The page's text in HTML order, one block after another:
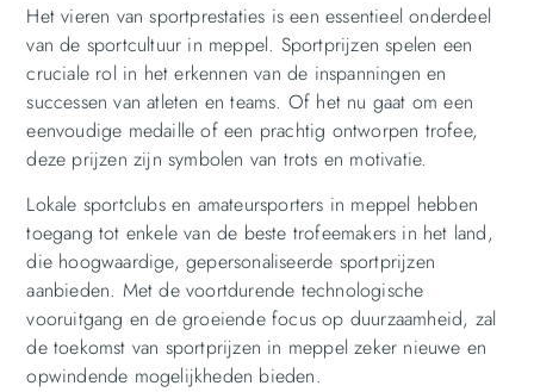
Het vieren van sportprestaties is een essentieel onderdeel
van de sportcultuur in meppel. Sportprijzen spelen een
cruciale rol in het erkennen van de inspanningen en
successen van atleten en teams. Of het nu gaat om een
eenvoudige medaille of een prachtig ontworpen trofee,
deze prijzen zijn symbolen van trots en motivatie.
Lokale sportclubs en amateursporters in meppel hebben
toegang tot enkele van de beste trofeemakers in het land,
die hoogwaardige, gepersonaliseerde sportprijzen
aanbieden. Met de voortdurende technologische
vooruitgang en de groeiende focus op duurzaamheid, zal
de toekomst van sportprijzen in meppel zeker nieuwe en
opwindende mogelijkheden bieden.